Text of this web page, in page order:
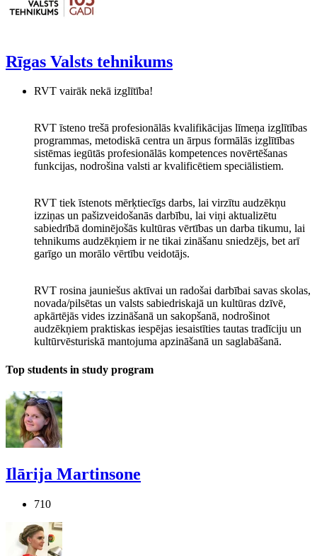
Rīgas Valsts tehnikums
RVT vairāk nekā izglītība!
RVT īsteno trešā profesionālās kvalifikācijas līmeņa izglītības
programmas, metodiskā centra un ārpus formālās izglītības
sistēmas iegūtās profesionālās kompetences novērtēšanas
funkcijas, nodrošina valsti ar kvalificētiem speciālistiem.
RVT tiek īstenots mērķtiecīgs darbs, lai virzītu audzēkņu
izziņas un pašizveidošanās darbību, lai viņi aktualizētu
sabiedrībā dominējošās kultūras vērtības un darba tikumu, lai
tehnikums audzēkņiem ir ne tikai zināšanu sniedzējs, bet arī
garīgo un morālo vērtību veidotājs.
RVT rosina jauniešus aktīvai un radošai darbībai savas skolas,
novada/pilsētas un valsts sabiedriskajā un kultūras dzīvē,
apkārtējās vides izzināšanā un sakopšanā, nodrošinot
audzēkņiem praktiskas iespējas iesaistīties tautas tradīciju un
kultūrvēsturiskā mantojuma apzināšanā un saglabāšanā.
Top students in study program
Ilārija Martinsone
710